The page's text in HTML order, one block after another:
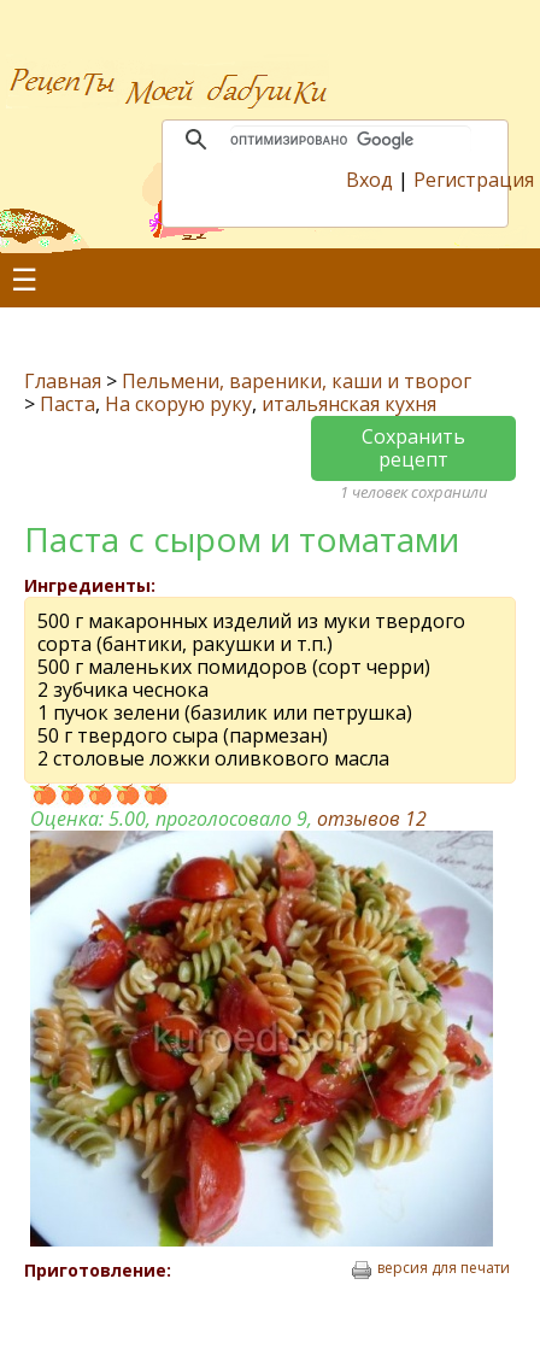
Вход | Регистрация
☰
Главная > Пельмени, вареники, каши и творог
> Паста, На скорую руку, итальянская кухня
Сохранить
рецепт
1 человек сохранили
Паста с сыром и томатами
Ингредиенты:
500 г макаронных изделий из муки твердого
сорта (бантики, ракушки и т.п.)
500 г маленьких помидоров (сорт черри)
2 зубчика чеснока
1 пучок зелени (базилик или петрушка)
50 г твердого сыра (пармезан)
2 столовые ложки оливкового масла
Оценка:5.00, проголосовало 9, отзывов 12
Приготовление: версия для печати